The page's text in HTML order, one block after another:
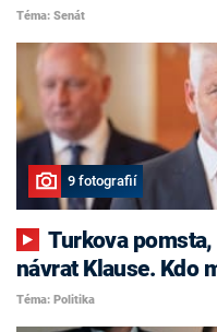
Téma: Senát
9 fotografií
Turkova pomsta, nekonfliktní Havlíček i
návrat Klause. Kdo
Téma: Politika